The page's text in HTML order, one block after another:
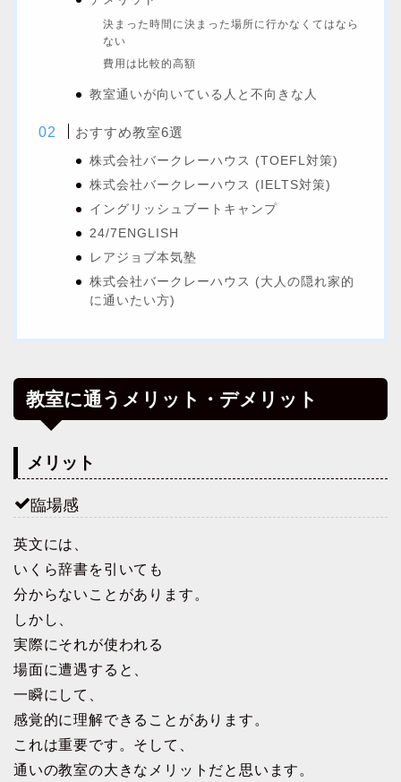
決まった時間に決まった場所に行かなくてはなら
ない
費用は比較的高額
教室通いが向いている人と不向きな人
おすすめ教室6選
株式会社バークレーハウス (TOEFL対策)
株式会社バークレーハウス (IELTS対策)
イングリッシュブートキャンプ
24/7ENGLISH
レアジョブ本気塾
株式会社バークレーハウス (大人の隠れ家的
に通いたい方)
教室に通うメリット・デメリット
メリット
臨場感
英文には、
いくら辞書を引いても
分からないことがあります。
しかし、
実際にそれが使われる
場面に遭遇すると、
一瞬にして、
感覚的に理解できることがあります。
これは重要です。そして、
通いの教室の大きなメリットだと思います。